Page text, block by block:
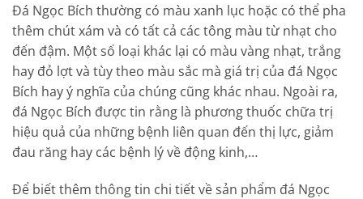
Đá Ngọc Bích thường có màu xanh lục hoặc có thể pha
thêm chút xám và có tất cả các tông màu từ nhạt cho
đến đậm. Một số loại khác lại có màu vàng nhạt, trắng
hay đỏ lợt và tùy theo màu sắc mà giá trị của đá Ngọc
Bích hay ý nghĩa của chúng cũng khác nhau. Ngoài ra,
đá Ngọc Bích được tin rằng là phương thuốc chữa trị
hiệu quả của những bệnh liên quan đến thị lực, giảm
đau răng hay các bệnh lý về động kinh,…
Để biết thêm thông tin chi tiết về sản phẩm đá Ngọc